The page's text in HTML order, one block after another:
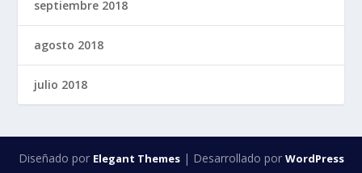
septiembre 2018
agosto 2018
julio 2018
Diseñado por Elegant Themes| Desarrollado por WordPress